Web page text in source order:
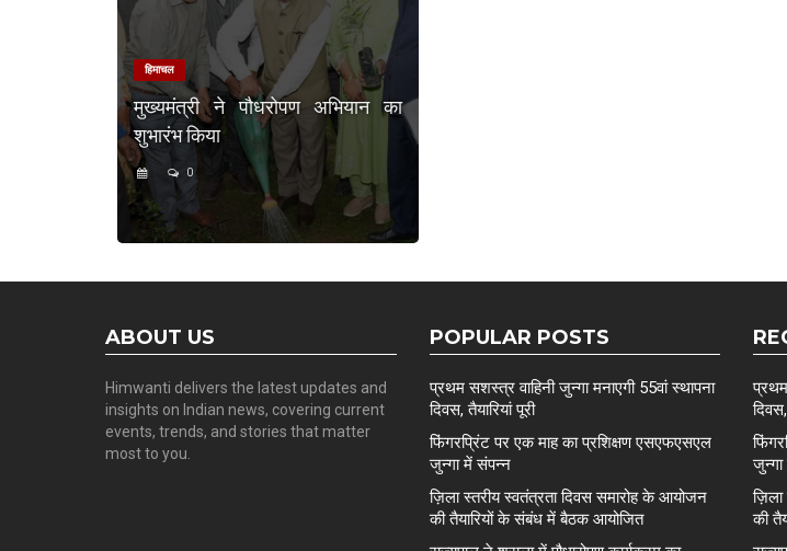
हिमाचल
मुख्यमंत्री ने पौधरोपण अभियान का
शुभारंभ किया
0
ABOUT US
Himwanti delivers the latest updates and
insights on Indian news, covering current
events, trends, and stories that matter
most to you.
POPULAR POSTS
प्रथम सशस्त्र वाहिनी जुन्गा मनाएगी 55वां स्थापना
दिवस, तैयारियां पूरी
फिंगरप्रिंट पर एक माह का प्रशिक्षण एसएफएसएल
जुन्गा में संपन्न
ज़िला स्तरीय स्वतंत्रता दिवस समारोह के आयोजन
की तैयारियों के संबंध में बैठक आयोजित
प्रथम
की